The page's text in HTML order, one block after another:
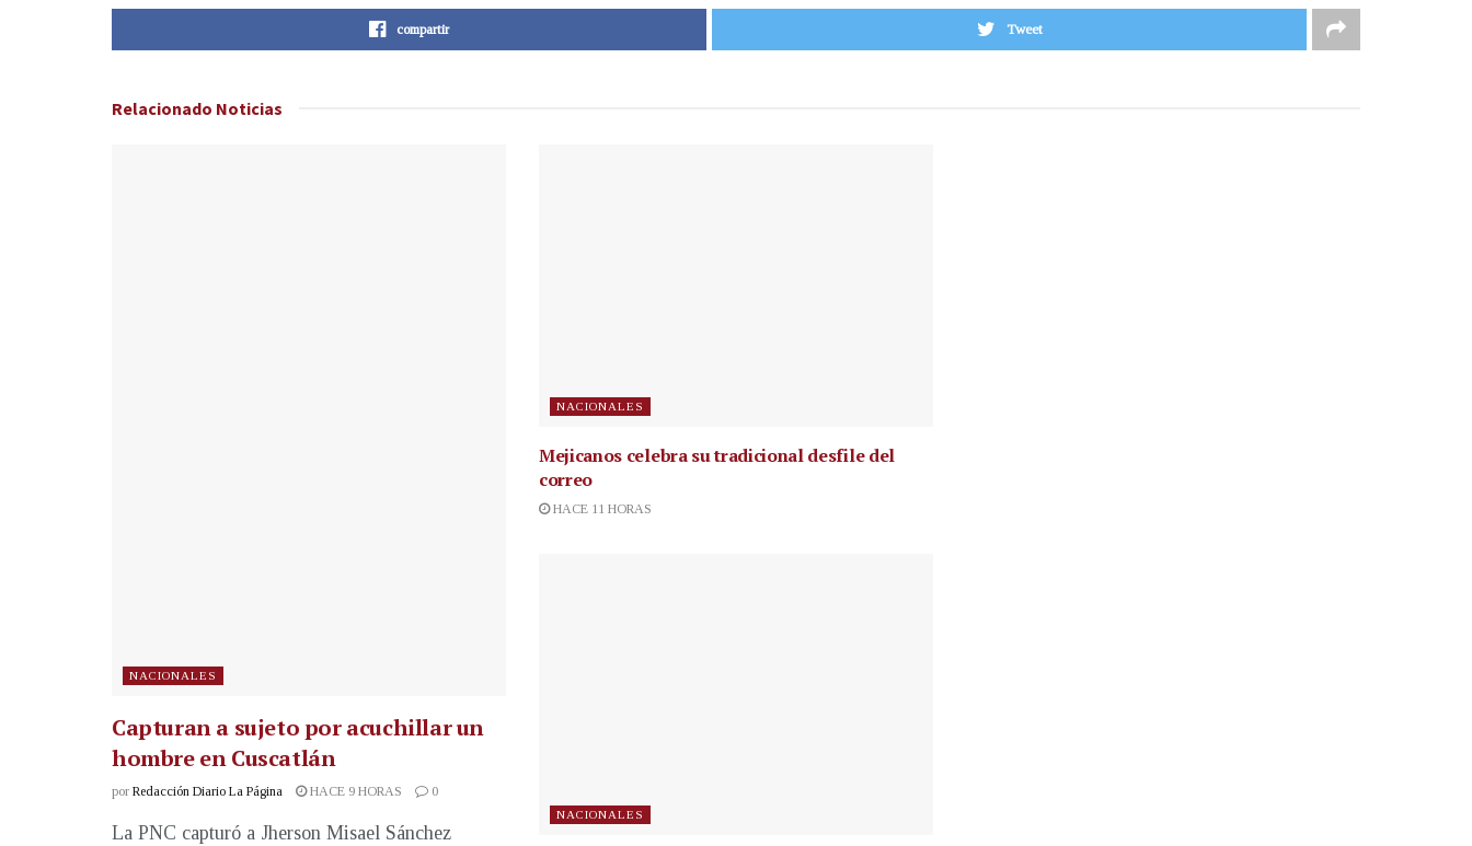
compartir Tweet
Relacionado Noticias
NACIONALES
Capturan a sujeto por acuchillar un
hombre en Cuscatlán
por Redacción Diario La Página HACE 9 HORAS 0
La PNC capturó a Jherson Misael Sánchez
NACIONALES
Mejicanos celebra su tradicional desfile del
correo
HACE 11 HORAS
NACIONALES